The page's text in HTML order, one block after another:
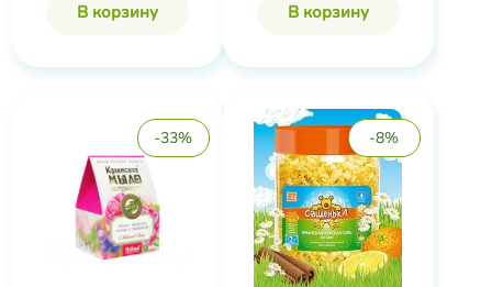
В корзину В корзину
-33% -8%